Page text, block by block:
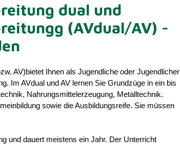
dual und
(AVdual/AV) -
AV)bietet Ihnen als Jugendliche oder Jugendlicher
Im AVdual und AV lernen Sie Grundzüge in ein bis
Nahrungsmittelerzeugung, Metalltechnik.
sowie die Ausbildungsreife. Sie müssen
und dauert meistens ein Jahr. Der Unterricht